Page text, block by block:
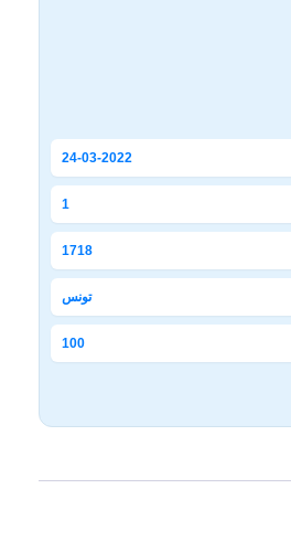
24-03-2022
1
1718
تونس
100